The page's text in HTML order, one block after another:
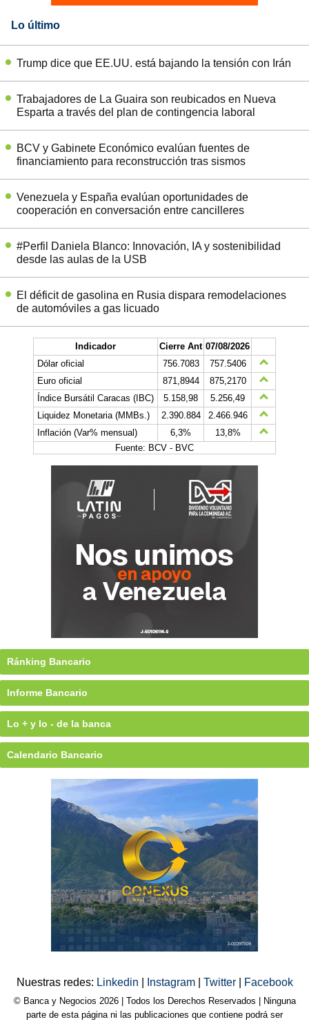
Lo último
Trump dice que EE.UU. está bajando la tensión con Irán
Trabajadores de La Guaira son reubicados en Nueva
Esparta a través del plan de contingencia laboral
BCV y Gabinete Económico evalúan fuentes de
financiamiento para reconstrucción tras sismos
Venezuela y España evalúan oportunidades de
cooperación en conversación entre cancilleres
#Perfil Daniela Blanco: Innovación, IA y sostenibilidad
desde las aulas de la USB
El déficit de gasolina en Rusia dispara remodelaciones
de automóviles a gas licuado
Indicador Cierre Ant 07/08/2026
Dólar oficial
756.7083
757.5406
Euro oficial
871,8944
875,2170
Índice Bursátil Caracas (IBC)
5.158,98
5.256,49
Liquidez Monetaria (MMBs.)
2.390.884
2.466.946
Inflación (Var% mensual)
6,3%
13,8%
Fuente: BCV - BVC
Ránking Bancario
Informe Bancario
Lo + y lo - de la banca
Calendario Bancario
Nuestras redes: Linkedin Instagram Twitter Facebook
© Banca y Negocios 2026 | Todos los Derechos Reservados | Ninguna
parte de esta página ni las publicaciones que contiene podrá ser